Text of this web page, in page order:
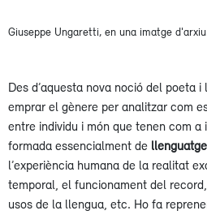
Giuseppe Ungaretti, en una imatge
Des d’aquesta nova noció del poeta
emprar el gènere per analitzar com
entre individu i món que tenen com a
formada essencialment de llenguatge
l’experiència humana de la realitat
temporal, el funcionament del record,
usos de la llengua, etc. Ho fa